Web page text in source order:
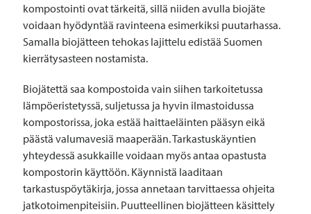
kompostointi ovat tärkeitä, sillä niiden avulla biojäte
voidaan hyödyntää ravinteena esimerkiksi puutarhassa.
Samalla biojätteen tehokas lajittelu edistää Suomen
kierrätysasteen nostamista.
Biojätettä saa kompostoida vain siihen tarkoitetussa
lämpöeristetyssä, suljetussa ja hyvin ilmastoidussa
kompostorissa, joka estää haittaeläinten pääsyn eikä
päästä valumavesiä maaperään. Tarkastuskäyntien
yhteydessä asukkaille voidaan myös antaa opastusta
kompostorin käyttöön. Käynnistä laaditaan
tarkastuspöytäkirja, jossa annetaan tarvittaessa ohjeita
jatkotoimenpiteisiin. Puutteellinen biojätteen käsittely